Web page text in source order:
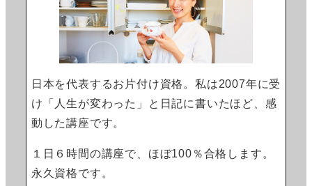
日本を代表するお片付け資格。私は2007年に受
け「人生が変わった」と日記に書いたほど、感
動した講座です。
１日６時間の講座で、ほぼ100％合格します。
永久資格です。